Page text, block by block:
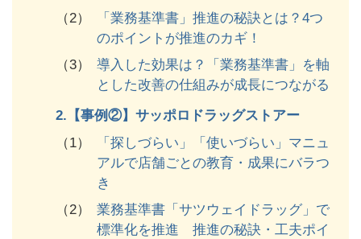
（2）
「業務基準書」推進の秘訣とは？4つ
のポイントが推進のカギ！
（3）
導入した効果は？「業務基準書」を軸
とした改善の仕組みが成長につながる
2. 【事例②】サッポロドラッグストアー
（1）
「探しづらい」「使いづらい」マニュ
アルで店舗ごとの教育・成果にバラつ
き
（2）
業務基準書「サツウェイドラッグ」で
標準化を推進 推進の秘訣・工夫ポイ